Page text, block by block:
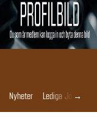
Nyheter Lediga Jobb
→